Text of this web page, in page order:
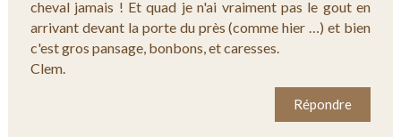
cheval jamais ! Et quad je n'ai vraiment pas le gout en
arrivant devant la porte du près (comme hier …) et bien
c'est gros pansage, bonbons, et caresses.
Clem.
Répondre